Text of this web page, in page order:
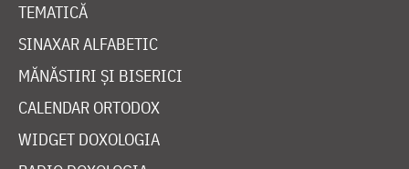
TEMATICĂ
SINAXAR ALFABETIC
MĂNĂSTIRI ȘI BISERICI
CALENDAR ORTODOX
WIDGET DOXOLOGIA